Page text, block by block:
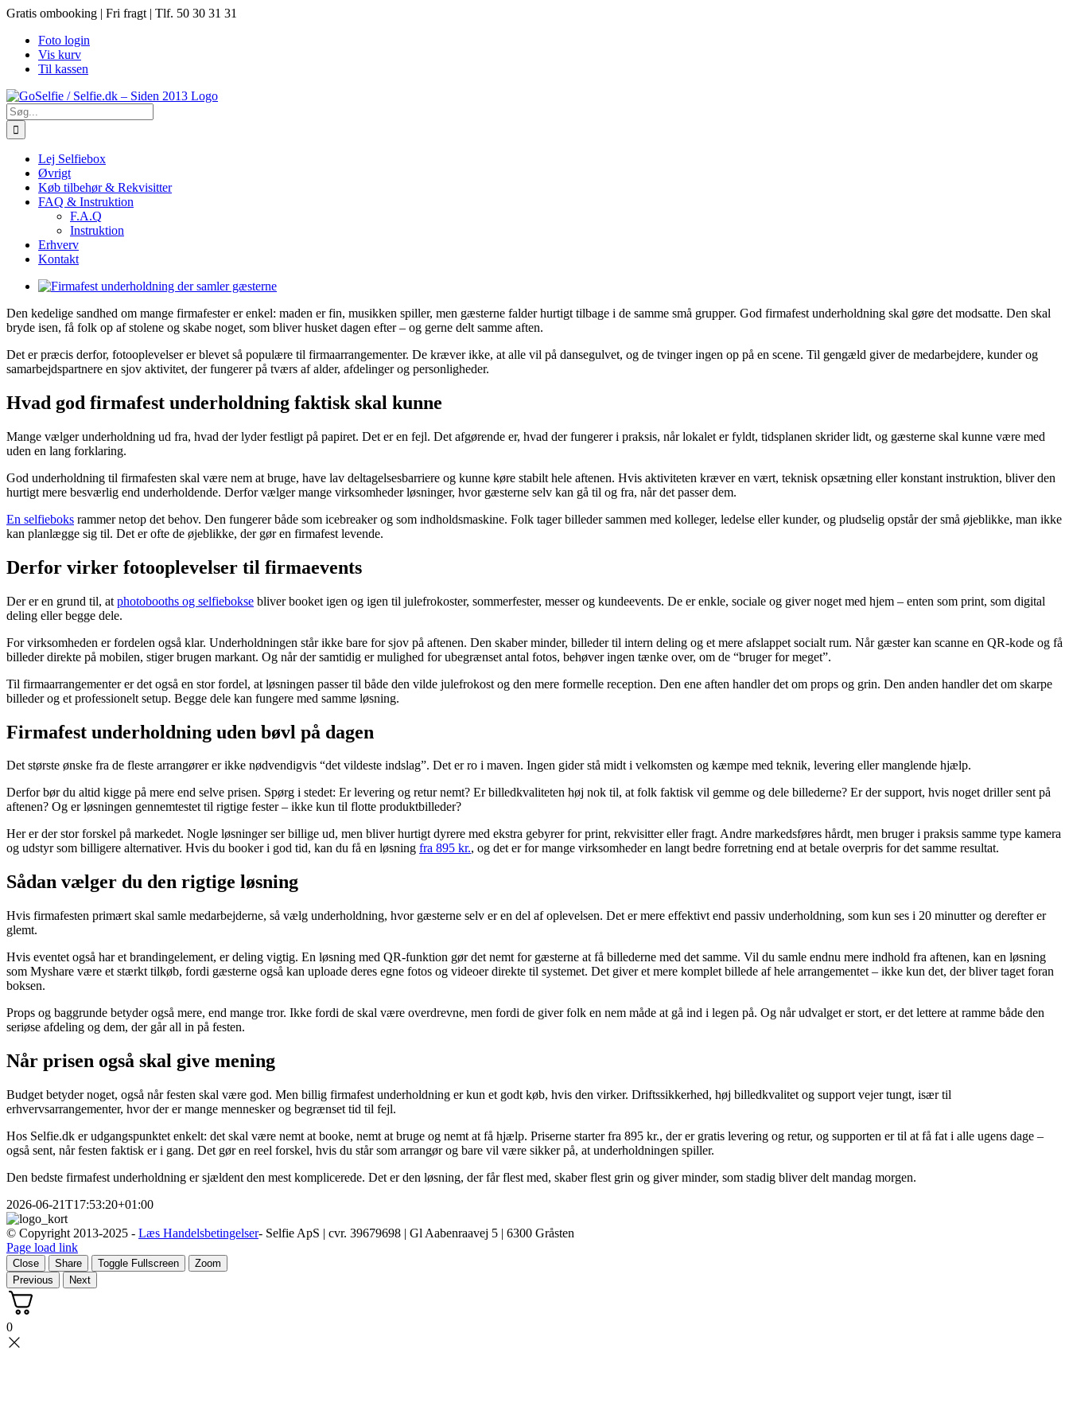
Skip
content
Gratis ombooking | Fri fragt | Tlf. 50 30 31 31
Foto login
Vis kurv
Til kassen
Søg
efter:
Lej Selfiebox
Øvrigt
Køb tilbehør & Rekvisitter
FAQ & Instruktion
F.A.Q
Instruktion
Erhverv
Kontakt
View
Image
Den kedelige sandhed om mange firmafester er enkel: maden er fin, musikken spiller, men gæsterne falder hurtigt tilbage i de samme små grupper. God firmafest underholdning skal gøre det modsatte. Den skal
bryde isen, få folk op af stolene og skabe noget, som bliver husket dagen efter – og gerne delt samme aften.
Det er præcis derfor, fotooplevelser er blevet så populære til firmaarrangementer. De kræver ikke, at alle vil på dansegulvet, og de tvinger ingen op på en scene. Til gengæld giver de medarbejdere, kunder og
samarbejdspartnere en sjov aktivitet, der fungerer på tværs af alder, afdelinger og personligheder.
Hvad god firmafest underholdning faktisk skal kunne
Mange vælger underholdning ud fra, hvad der lyder festligt på papiret. Det er en fejl. Det afgørende er, hvad der fungerer i praksis, når lokalet er fyldt, tidsplanen skrider lidt, og gæsterne skal kunne være med
uden en lang forklaring.
God underholdning til firmafesten skal være nem at bruge, have lav deltagelsesbarriere og kunne køre stabilt hele aftenen. Hvis aktiviteten kræver en vært, teknisk opsætning eller konstant instruktion, bliver den
hurtigt mere besværlig end underholdende. Derfor vælger mange virksomheder løsninger, hvor gæsterne selv kan gå til og fra, når det passer dem.
En selfieboks rammer netop det behov. Den fungerer både som icebreaker og som indholdsmaskine. Folk tager billeder sammen med kolleger, ledelse eller kunder, og pludselig opstår der små øjeblikke, man ikke
kan planlægge sig til. Det er ofte de øjeblikke, der gør en firmafest levende.
Derfor virker fotooplevelser til firmaevents
Der er en grund til, at photobooths og selfiebokse bliver booket igen og igen til julefrokoster, sommerfester, messer og kundeevents. De er enkle, sociale og giver noget med hjem – enten som print, som digital
deling eller begge dele.
For virksomheden er fordelen også klar. Underholdningen står ikke bare for sjov på aftenen. Den skaber minder, billeder til intern deling og et mere afslappet socialt rum. Når gæster kan scanne en QR-kode og få
billeder direkte på mobilen, stiger brugen markant. Og når der samtidig er mulighed for ubegrænset antal fotos, behøver ingen tænke over, om de “bruger for meget”.
Til firmaarrangementer er det også en stor fordel, at løsningen passer til både den vilde julefrokost og den mere formelle reception. Den ene aften handler det om props og grin. Den anden handler det om skarpe
billeder og et professionelt setup. Begge dele kan fungere med samme løsning.
Firmafest underholdning uden bøvl på dagen
Det største ønske fra de fleste arrangører er ikke nødvendigvis “det vildeste indslag”. Det er ro i maven. Ingen gider stå midt i velkomsten og kæmpe med teknik, levering eller manglende hjælp.
Derfor bør du altid kigge på mere end selve prisen. Spørg i stedet: Er levering og retur nemt? Er billedkvaliteten høj nok til, at folk faktisk vil gemme og dele billederne? Er der support, hvis noget driller sent på
aftenen? Og er løsningen gennemtestet til rigtige fester – ikke kun til flotte produktbilleder?
Her er der stor forskel på markedet. Nogle løsninger ser billige ud, men bliver hurtigt dyrere med ekstra gebyrer for print, rekvisitter eller fragt. Andre markedsføres hårdt, men bruger i praksis samme type kamera
og udstyr som billigere alternativer. Hvis du booker i god tid, kan du få en løsning fra 895 kr., og det er for mange virksomheder en langt bedre forretning end at betale overpris for det samme resultat.
Sådan vælger du den rigtige løsning
Hvis firmafesten primært skal samle medarbejderne, så vælg underholdning, hvor gæsterne selv er en del af oplevelsen. Det er mere effektivt end passiv underholdning, som kun ses i 20 minutter og derefter er
glemt.
Hvis eventet også har et brandingelement, er deling vigtig. En løsning med QR-funktion gør det nemt for gæsterne at få billederne med det samme. Vil du samle endnu mere indhold fra aftenen, kan en løsning
som Myshare være et stærkt tilkøb, fordi gæsterne også kan uploade deres egne fotos og videoer direkte til systemet. Det giver et mere komplet billede af hele arrangementet – ikke kun det, der bliver taget foran
boksen.
Props og baggrunde betyder også mere, end mange tror. Ikke fordi de skal være overdrevne, men fordi de giver folk en nem måde at gå ind i legen på. Og når udvalget er stort, er det lettere at ramme både den
seriøse afdeling og dem, der går all in på festen.
Når prisen også skal give mening
Budget betyder noget, også når festen skal være god. Men billig firmafest underholdning er kun et godt køb, hvis den virker. Driftssikkerhed, høj billedkvalitet og support vejer tungt, især til
erhvervsarrangementer, hvor der er mange mennesker og begrænset tid til fejl.
Hos Selfie.dk er udgangspunktet enkelt: det skal være nemt at booke, nemt at bruge og nemt at få hjælp. Priserne starter fra 895 kr., der er gratis levering og retur, og supporten er til at få fat i alle ugens dage –
også sent, når festen faktisk er i gang. Det gør en reel forskel, hvis du står som arrangør og bare vil være sikker på, at underholdningen spiller.
Den bedste firmafest underholdning er sjældent den mest komplicerede. Det er den løsning, der får flest med, skaber flest grin og giver minder, som stadig bliver delt mandag morgen.
2026-06-21T17:53:20+01:00
© Copyright 2013-2025 - Læs Handelsbetingelser- Selfie ApS | cvr. 39679698 | Gl Aabenraavej 5 | 6300 Gråsten
Page load link
Close Share Toggle Fullscreen
Zoom
Previous
Next
0